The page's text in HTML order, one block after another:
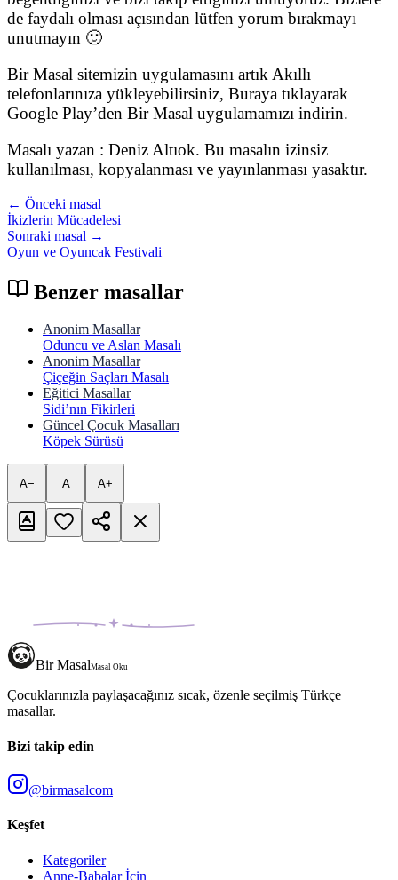
de faydalı olması açısından lütfen yorum bırakmayı
unutmayın 🙂
Bir Masal sitemizin uygulamasını artık Akıllı
telefonlarınıza yükleyebilirsiniz, Buraya tıklayarak
Google Play’den Bir Masal uygulamamızı indirin.
Masalı yazan : Deniz Altıok. Bu masalın izinsiz
kullanılması, kopyalanması ve yayınlanması yasaktır.
← Önceki masal
İkizlerin Mücadelesi
Sonraki masal →
Oyun ve Oyuncak Festivali
Benzer masallar
Anonim Masallar
Oduncu ve Aslan Masalı
Anonim Masallar
Çiçeğin Saçları Masalı
Eğitici Masallar
Sidi’nın Fikirleri
Güncel Çocuk Masalları
Köpek Sürüsü
A− A A+
Bir MasalMasal Oku
Çocuklarınızla paylaşacağınız sıcak, özenle seçilmiş Türkçe
masallar.
Bizi takip edin
@birmasalcom
Keşfet
Kategoriler
Anne-Babalar İçin